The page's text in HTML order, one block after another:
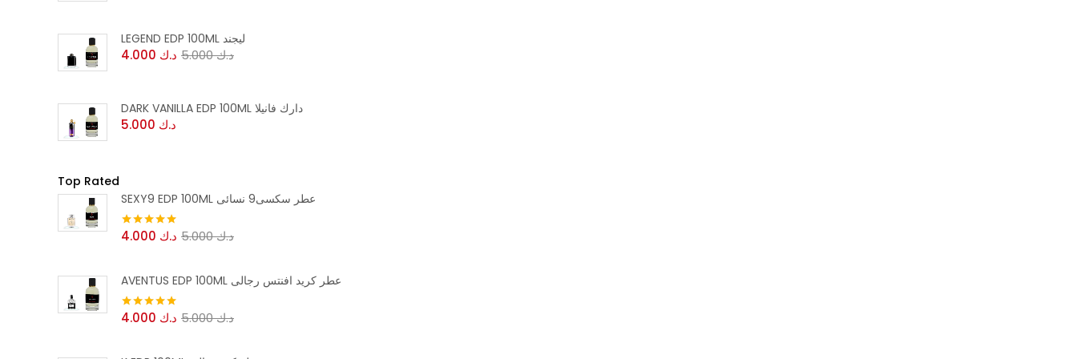
LEGEND EDP 100ML ليجند
د.ك د.ك5.000
DARK VANILLA EDP 100ML دارك فانيلا
د.ك
Top Rated
SEXY9 EDP 100ML عطر سكسى9 نسائى
تم التقييم
5.00
د.ك د.ك5.000
AVENTUS EDP 100ML عطر كريد افنتس رجالى
تم التقييم
5.00
د.ك د.ك5.000